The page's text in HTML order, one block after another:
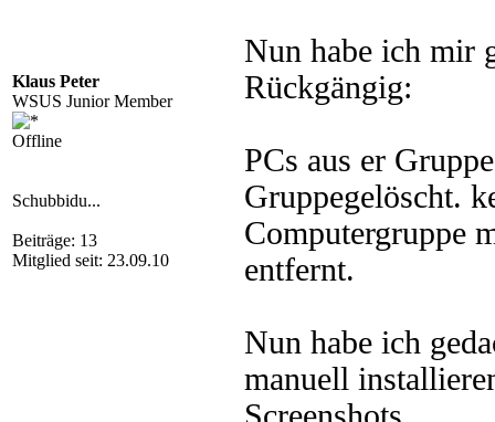
Klaus Peter
WSUS Junior Member
Offline
Schubbidu...
Beiträge: 13
Mitglied seit: 23.09.10
Nun habe ich mir
Rückgängig:
PCs aus er
Gruppegelöscht.
Computergruppe
entfernt.
Nun habe ich
manuell